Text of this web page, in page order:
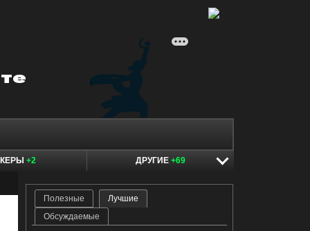
+2 ДРУГИЕ +69
Полезные
Лучшие
Обсуждаемые